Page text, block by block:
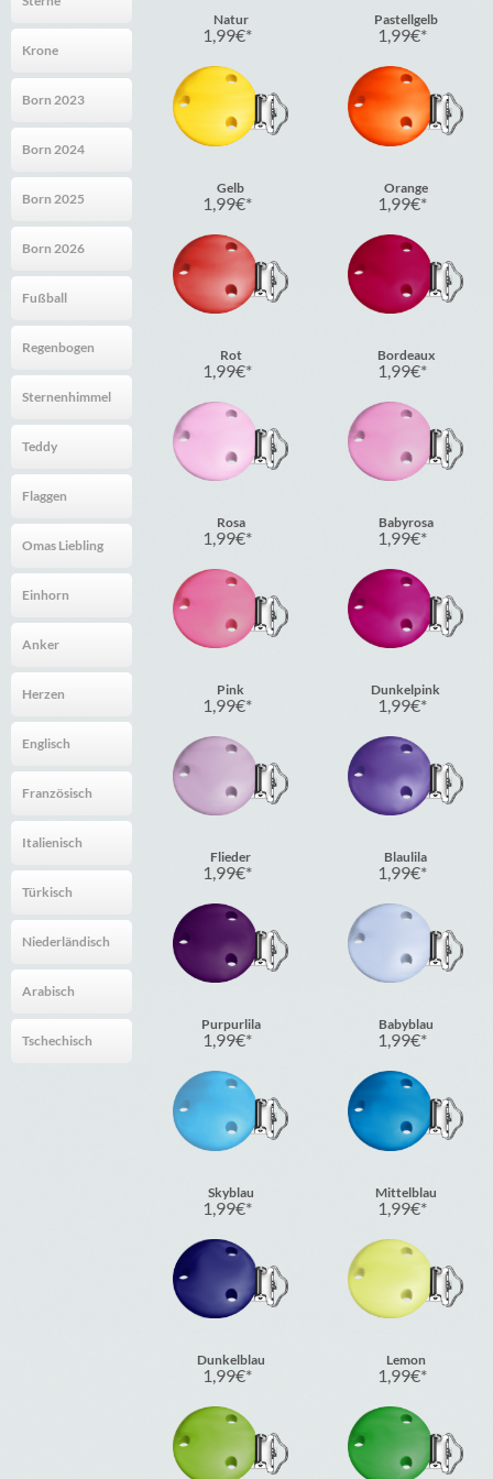
Krone
Born 2023
Born 2024
Born 2025
Born 2026
Fußball
Regenbogen
Sternenhimmel
Teddy
Flaggen
Omas Liebling
Einhorn
Anker
Herzen
Englisch
Französisch
Italienisch
Türkisch
Niederländisch
Arabisch
Tschechisch
Natur
1,99€
Pastellgelb
1,99€
Gelb
1,99€
Orange
1,99€
Rot
1,99€
Bordeaux
1,99€
Rosa
1,99€
Babyrosa
1,99€
Pink
1,99€
Dunkelpink
1,99€
Flieder
1,99€
Blaulila
1,99€
Purpurlila
1,99€
Babyblau
1,99€
Skyblau
1,99€
Mittelblau
1,99€
Dunkelblau
1,99€
Lemon
1,99€